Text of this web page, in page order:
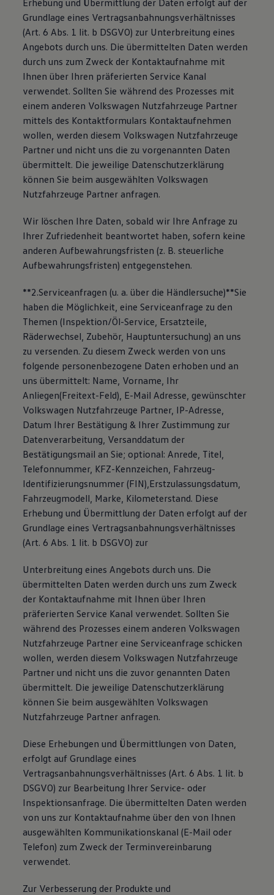
Erhebung und Übermittlung der Daten erfolgt auf der
Grundlage eines Vertragsanbahnungsverhältnisses
(Art. 6 Abs. 1 lit. b DSGVO) zur Unterbreitung eines
Angebots durch uns. Die übermittelten Daten werden
durch uns zum Zweck der Kontaktaufnahme mit
Ihnen über Ihren präferierten Service Kanal
verwendet. Sollten Sie während des Prozesses mit
einem anderen Volkswagen Nutzfahrzeuge Partner
mittels des Kontaktformulars Kontaktaufnehmen
wollen, werden diesem Volkswagen Nutzfahrzeuge
Partner und nicht uns die zu vorgenannten Daten
übermittelt. Die jeweilige Datenschutzerklärung
können Sie beim ausgewählten Volkswagen
Nutzfahrzeuge Partner anfragen.
Wir löschen Ihre Daten, sobald wir Ihre Anfrage zu
Ihrer Zufriedenheit beantwortet haben, sofern keine
anderen Aufbewahrungsfristen (z. B. steuerliche
Aufbewahrungsfristen) entgegenstehen.
**2.Serviceanfragen (u. a. über die Händlersuche)**Sie
haben die Möglichkeit, eine Serviceanfrage zu den
Themen (Inspektion/Öl-Service, Ersatzteile,
Räderwechsel, Zubehör, Hauptuntersuchung) an uns
zu versenden. Zu diesem Zweck werden von uns
folgende personenbezogene Daten erhoben und an
uns übermittelt: Name, Vorname, Ihr
Anliegen(Freitext-Feld), E-Mail Adresse, gewünschter
Volkswagen Nutzfahrzeuge Partner, IP-Adresse,
Datum Ihrer Bestätigung & Ihrer Zustimmung zur
Datenverarbeitung, Versanddatum der
Bestätigungsmail an Sie; optional: Anrede, Titel,
Telefonnummer, KFZ-Kennzeichen, Fahrzeug-
Identifizierungsnummer (FIN),Erstzulassungsdatum,
Fahrzeugmodell, Marke, Kilometerstand. Diese
Erhebung und Übermittlung der Daten erfolgt auf der
Grundlage eines Vertragsanbahnungsverhältnisses
(Art. 6 Abs. 1 lit. b DSGVO) zur
Unterbreitung eines Angebots durch uns. Die
übermittelten Daten werden durch uns zum Zweck
der Kontaktaufnahme mit Ihnen über Ihren
präferierten Service Kanal verwendet. Sollten Sie
während des Prozesses einem anderen Volkswagen
Nutzfahrzeuge Partner eine Serviceanfrage schicken
wollen, werden diesem Volkswagen Nutzfahrzeuge
Partner und nicht uns die zuvor genannten Daten
übermittelt. Die jeweilige Datenschutzerklärung
können Sie beim ausgewählten Volkswagen
Nutzfahrzeuge Partner anfragen.
Diese Erhebungen und Übermittlungen von Daten,
erfolgt auf Grundlage eines
Vertragsanbahnungsverhältnisses (Art. 6 Abs. 1 lit. b
DSGVO) zur Bearbeitung Ihrer Service- oder
Inspektionsanfrage. Die übermittelten Daten werden
von uns zur Kontaktaufnahme über den von Ihnen
ausgewählten Kommunikationskanal (E-Mail oder
Telefon) zum Zweck der Terminvereinbarung
verwendet.
Zur Verbesserung der Produkte und